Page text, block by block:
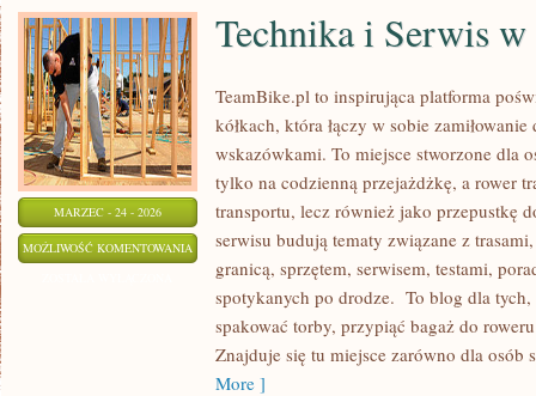
MARZEC - 24 - 2026
MOŻLIWOŚĆ KOMENTOWANIA TECHNIKA
SERWIS
PODRÓŻY
Technika i Serwis
TeamBike.pl to inspirująca platforma
kółkach, która łączy w sobie
wskazówkami. To miejsce stworzone dla
tylko na codzienną przejażdżkę, a rower
transportu, lecz również jako przepustkę
serwisu budują tematy związane z
granicą, sprzętem, serwisem, testami,
spotykanych po drodze. To blog dla
spakować torby, przypiąć bagaż do
Znajduje się tu miejsce zarówno dla osób
More ]